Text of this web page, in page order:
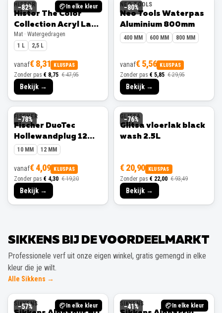
−82% In elke kleur
HISTOR
Histor The Color
Collection Acryl Lak
Mat
Mat · Watergedragen
1 L
2,5 L
vanaf€ 8,31 KLUSPAS
Zonder pas € 8,75 € 47,95
Bekijk →
−80%
NEO TOOLS
Neo Tools Waterpas
Aluminium 800mm
400 MM 600 MM 800 MM
vanaf€ 5,56 KLUSPAS
Zonder pas € 5,85 € 29,95
Bekijk →
−78%
FISCHER
Fischer DuoTec
Hollewandplug 12
mm 10 stuks
10 MM 12 MM
vanaf€ 4,09 KLUSPAS
Zonder pas € 4,30 € 19,20
Bekijk →
−76%
GLITSA
Glitsa vloerlak black
wash 2.5L
€ 20,90 KLUSPAS
Zonder pas € 22,00 € 93,49
Bekijk →
SIKKENS BIJ DE VOORDEELMARKT
Professionele verf uit onze eigen winkel, gratis gemengd in elke
kleur die je wilt.
Alle Sikkens →
−57% In elke kleur
SIKKENS −41% In elke kleur
SIKKENS